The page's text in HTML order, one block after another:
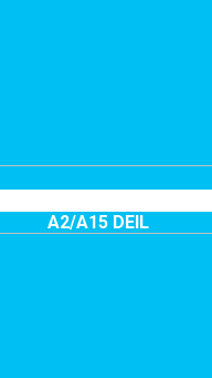
A2/A15 DEIL